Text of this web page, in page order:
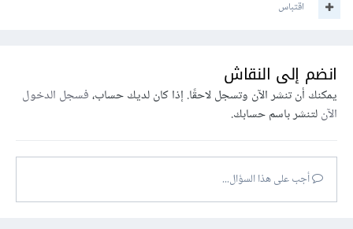
اقتباس
انضم إلى النقاش
يمكنك أن تنشر الآن وتسجل لاحقًا. إذا كان لديك حساب،فسجل الدخول
الآنلتنشر باسم حسابك.
أجب على هذا السؤال...